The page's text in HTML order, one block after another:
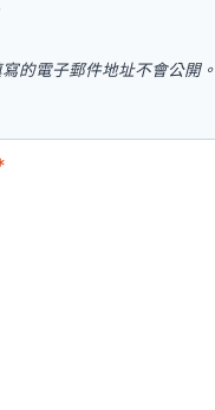
的電子郵件地址不會公開。